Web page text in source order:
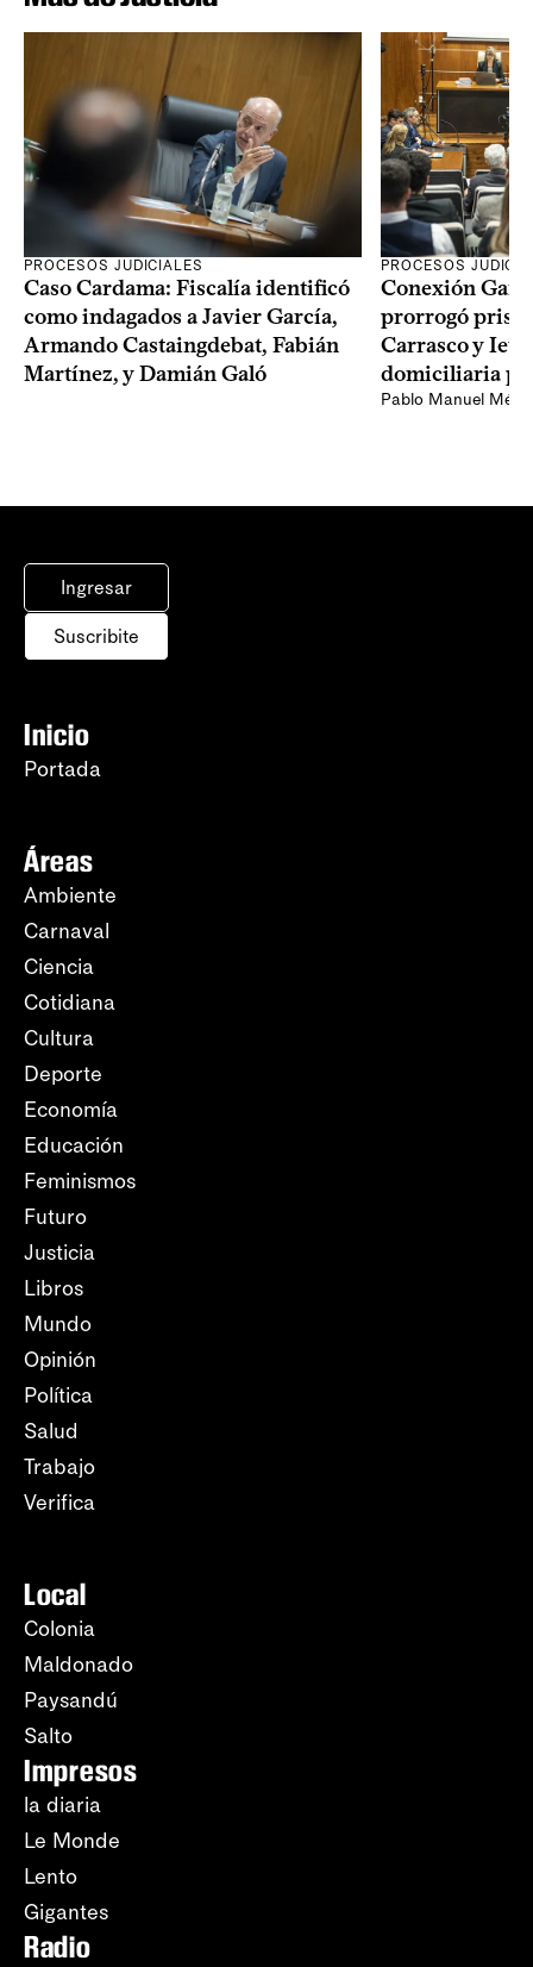
PROCESOS JUDICIALES
Caso Cardama: Fiscalía identificó
como indagados a Javier García,
Armando Castaingdebat, Fabián
Martínez, y Damián Galó
PROCESOS
Conexión
prorrogó
Carrasco y
domiciliaria
Pablo Manuel
Ingresar
Suscribite
Inicio
Portada
Áreas
Ambiente
Carnaval
Ciencia
Cotidiana
Cultura
Deporte
Economía
Educación
Feminismos
Futuro
Justicia
Libros
Mundo
Opinión
Política
Salud
Trabajo
Verifica
Local
Colonia
Maldonado
Paysandú
Salto
Impresos
la diaria
Le Monde
Lento
Gigantes
Radio